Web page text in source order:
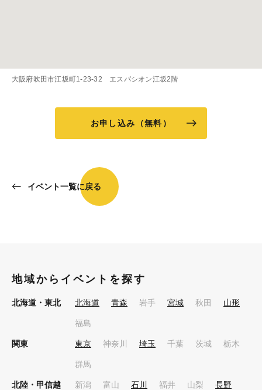
大阪府吹田市江坂町1-23-32 エスパシオン江坂2階
お申し込み（無料）
イベント一覧に戻る
地域からイベントを探す
北海道・東北 北海道 青森 岩手 宮城 秋田 山形
福島
関東 東京 神奈川 埼玉 千葉 茨城 栃木
群馬
北陸・甲信越 新潟 富山 石川 福井 山梨 長野